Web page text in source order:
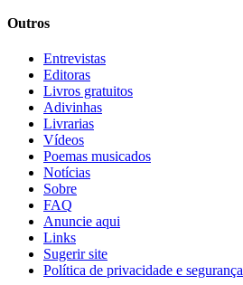
Outros
Entrevistas
Editoras
Livros gratuitos
Adivinhas
Livrarias
Vídeos
Poemas musicados
Notícias
Sobre
FAQ
Anuncie aqui
Links
Sugerir site
Política de privacidade e segurança